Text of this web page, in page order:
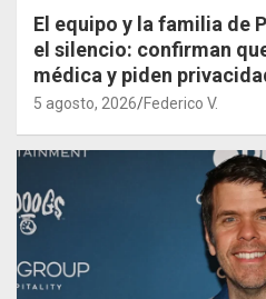
El equipo y la familia de
el silencio: confirman
médica y piden
5 agosto, 2026 Federico V.